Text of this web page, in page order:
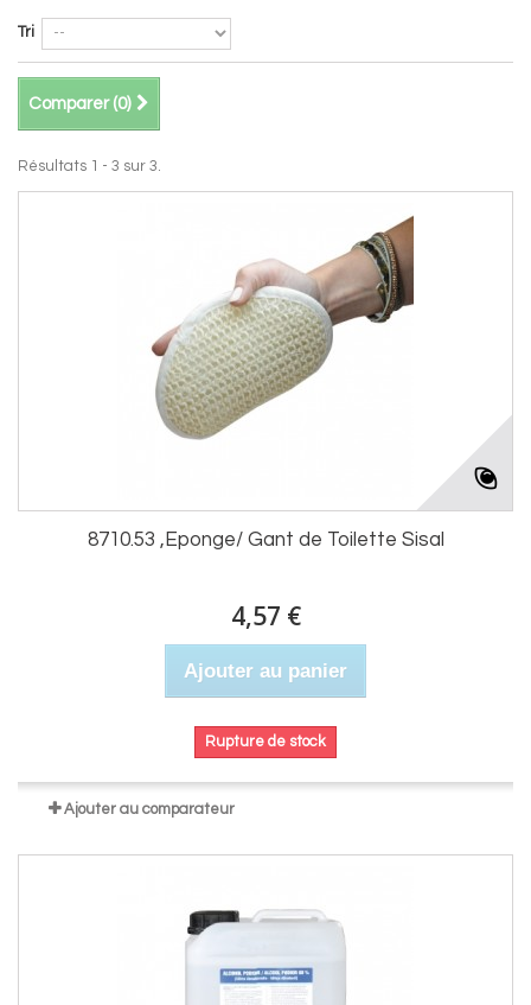
Tri
Comparer (0)
Résultats 1 - 3 sur 3.
8710.53 ,Eponge/ Gant de Toilette Sisal
4,57 €
Ajouter au panier
Rupture de stock
Ajouter au comparateur